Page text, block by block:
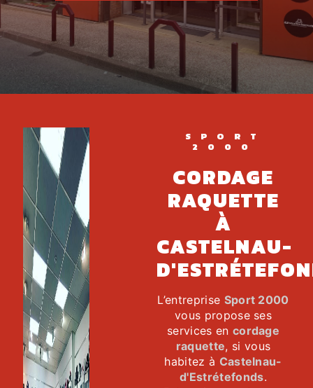
SPORT
2000
CORDAGE
RAQUETTE
À
CASTELNAU-
L’entreprise Sport 2000
vous propose ses
services en cordage
raquette, si vous
habitez à Castelnau-
d'Estrétefonds.